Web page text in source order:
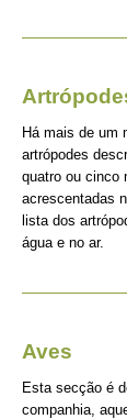
Há mais de um
artrópodes
quatro ou cinco
acrescentadas
lista dos
água e no ar.
Aves
Esta secção é
companhia,